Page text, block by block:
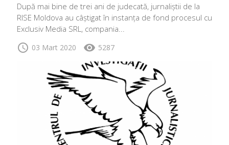
După mai bine de trei ani de judecată, jurnaliștii de la
RISE Moldova au câștigat în instanța de fond procesul cu
Exclusiv Media SRL, compania...
schedule 03 Mart 2020 visibility 5287